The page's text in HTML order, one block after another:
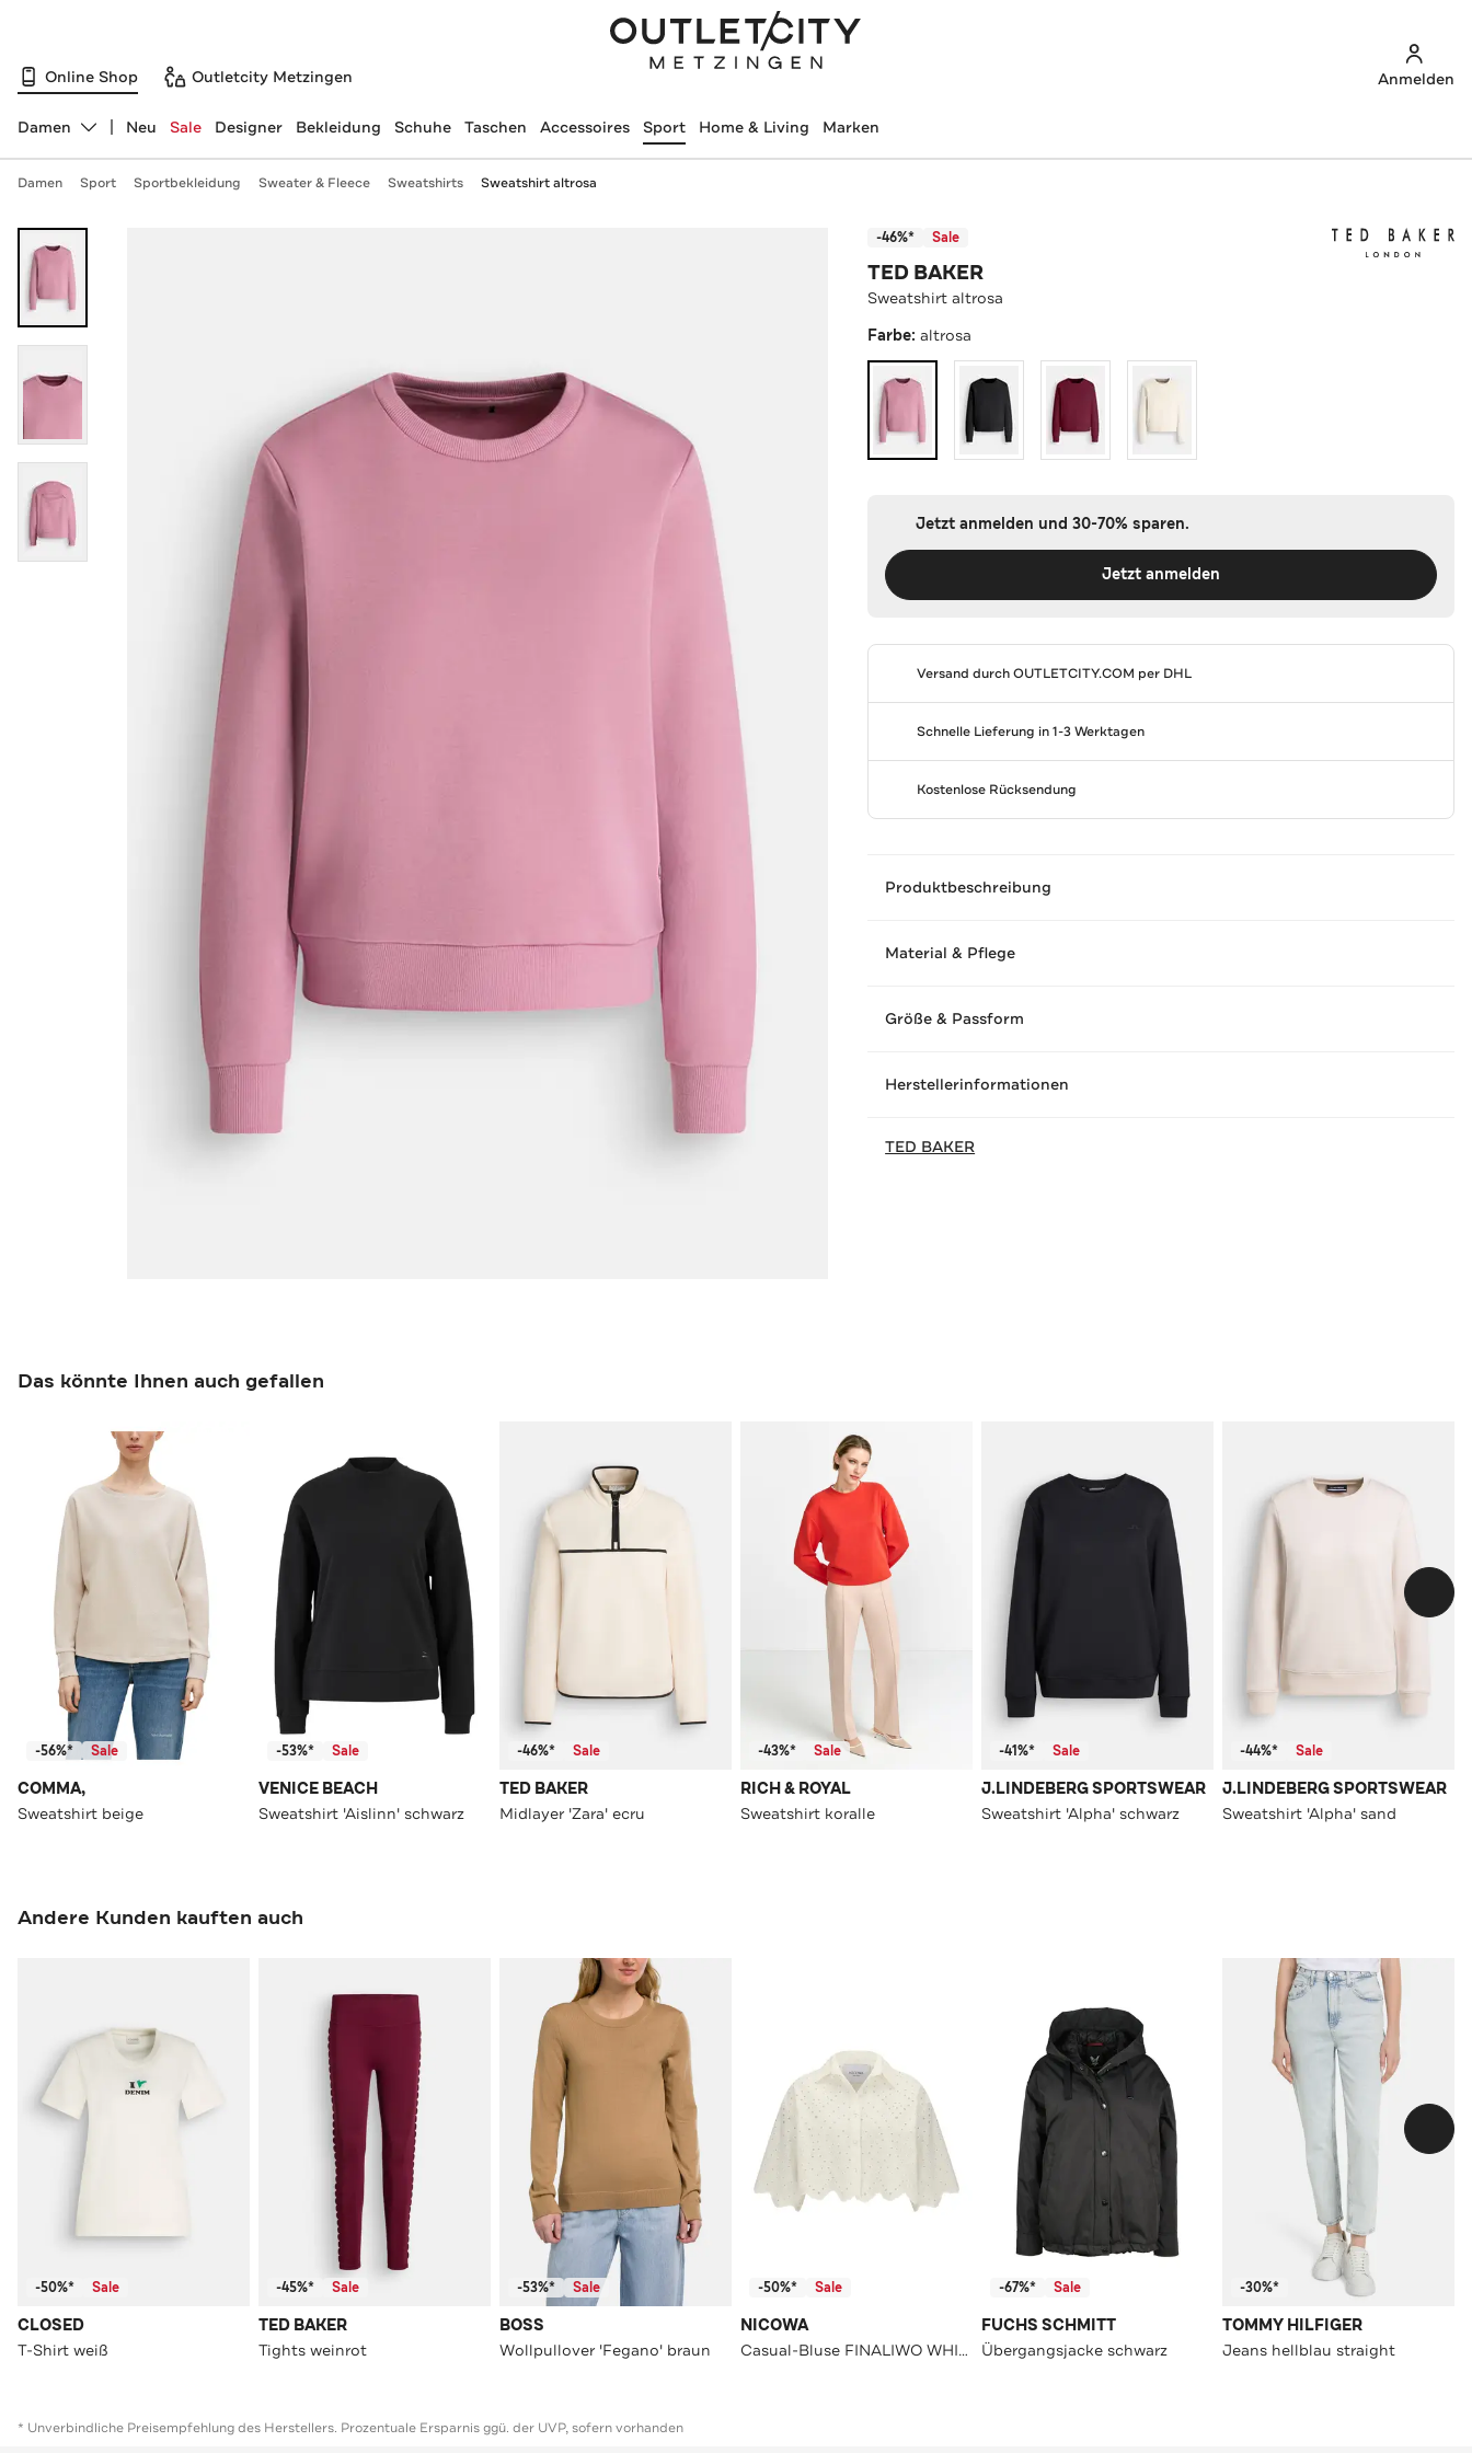
Online Shop Outletcity Metzingen Anmelden
Abteilung ändern, ausgewählt:
Damen Neu Sale Designer Bekleidung Schuhe Taschen Accessoires Sport Home & Living Marken
Damen Sport Sportbekleidung Sweater & Fleece Sweatshirts Sweatshirt altrosa
-46%* Sale
TED BAKER
Sweatshirt altrosa
Farbe:altrosa
Jetzt anmelden und 30-70% sparen.
Jetzt anmelden
Versand durchOUTLETCITY.COM per DHL
Schnelle Lieferung in 1-3 Werktagen
Kostenlose Rücksendung
Produktbeschreibung
Material & Pflege
Größe & Passform
Herstellerinformationen
TED BAKER
Das könnte Ihnen auch gefallen
-56%* Sale
COMMA,
Sweatshirt beige
-53%* Sale
VENICE BEACH
Sweatshirt 'Aislinn' schwarz
-46%* Sale
TED BAKER
Midlayer 'Zara' ecru
-43%* Sale
RICH & ROYAL
Sweatshirt koralle
-41%* Sale
J.LINDEBERG SPORTSWEAR
Sweatshirt 'Alpha' schwarz
-44%* Sale
J.LINDEBERG SPORTSWEAR
Sweatshirt 'Alpha' sand
Andere Kunden kauften auch
-50%* Sale
CLOSED
T-Shirt weiß
-45%* Sale
TED BAKER
Tights weinrot
-53%* Sale
BOSS
Wollpullover 'Fegano' braun
-50%* Sale
NICOWA
Casual-Bluse FINALIWO WHITE
-67%* Sale
FUCHS SCHMITT
Übergangsjacke schwarz
-30%*
TOMMY HILFIGER
Jeans hellblau straight
* Unverbindliche Preisempfehlung des Herstellers. Prozentuale Ersparnis ggü. der UVP, sofern vorhanden